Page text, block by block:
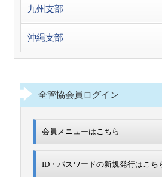
九州支部
沖縄支部
全管協会員ログイン
会員メニューはこちら
ID・パスワードの新規発行はこち